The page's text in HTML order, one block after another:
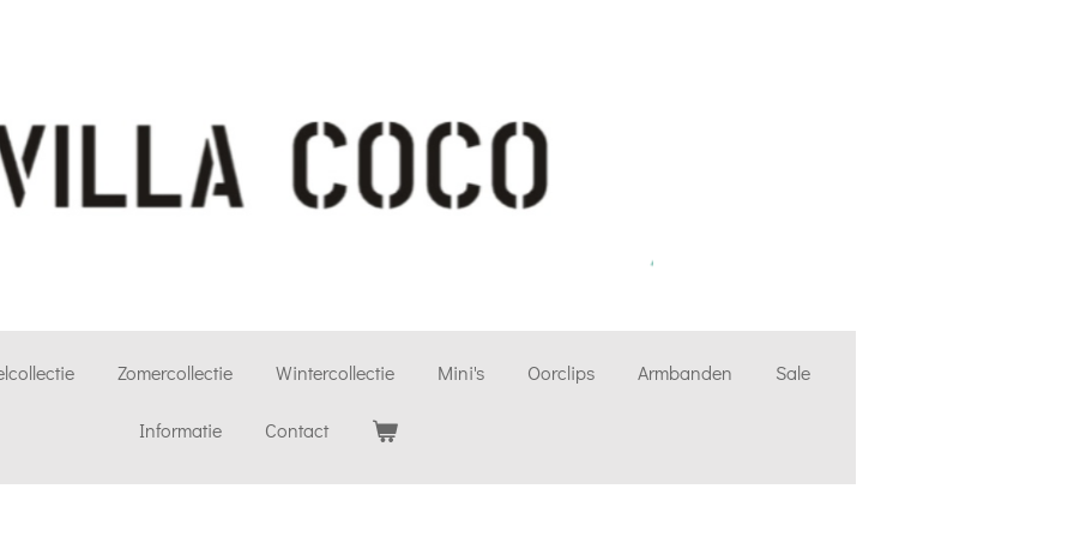
Zomercollectie Wintercollectie Mini's Oorclips Armbanden Sale
Informatie Contact